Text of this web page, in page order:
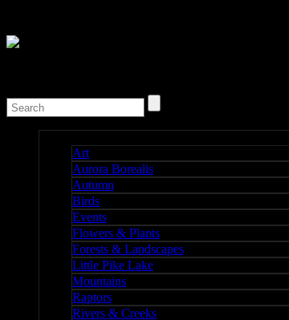
Art
Aurora Borealis
Autumn
Birds
Events
Flowers & Plants
Forests & Landscapes
Little Pike Lake
Mountains
Raptors
Rivers & Creeks